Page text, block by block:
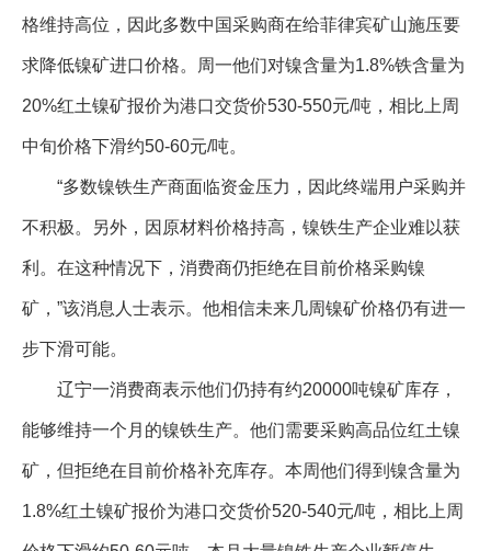
行情报价
格维持高位，因此多数中国采购商在给菲律宾矿山施压要
求降低镍矿进口价格。周一他们对镍含量为1.8%铁含量为
20%红土镍矿报价为港口交货价530-550元/吨，相比上周
中旬价格下滑约50-60元/吨。
“多数镍铁生产商面临资金压力，因此终端用户采购并
不积极。另外，因原材料价格持高，镍铁生产企业难以获
利。在这种情况下，消费商仍拒绝在目前价格采购镍
矿，”该消息人士表示。他相信未来几周镍矿价格仍有进一
步下滑可能。
辽宁一消费商表示他们仍持有约20000吨镍矿库存，
能够维持一个月的镍铁生产。他们需要采购高品位红土镍
矿，但拒绝在目前价格补充库存。本周他们得到镍含量为
1.8%红土镍矿报价为港口交货价520-540元/吨，相比上周